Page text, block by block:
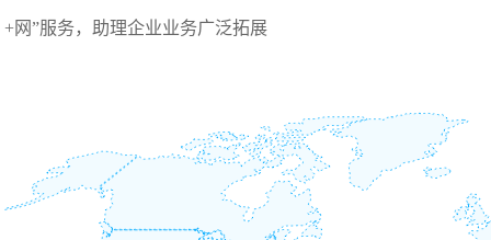
+网”服务，助理企业业务广泛拓展